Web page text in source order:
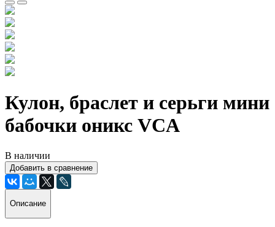
Кулон, браслет и серьги мини
бабочки оникс VCA
В наличии
Добавить в сравнение
Описание